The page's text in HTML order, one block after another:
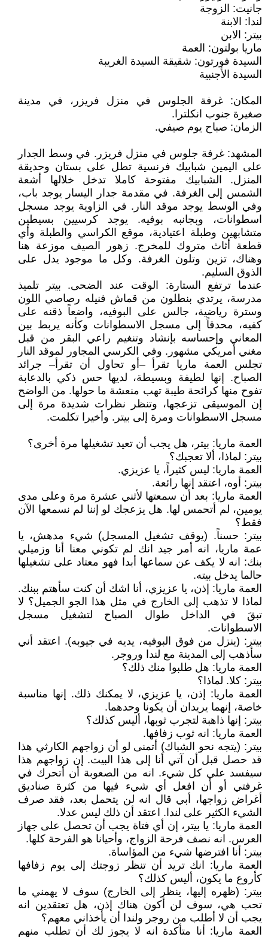
جانيت: الزوجة
لندا: الابنة
بيتر: الابن
ماريا بولتون: العمة
السيدة فورتون: شقيقة السيدة الغريبة
السيدة الأجنبية
المكان: غرفة الجلوس في منزل فريزر، في مدينة
صغيرة جنوب انكلترا.
الزمان: صباح يوم صيفي.
المشهد: غرفة جلوس في منزل فريزر. في وسط الجدار
على اليمين شبابيك فرنسية تطل على بستان وحديقة
المنزل. الشبابيك مفتوحة كاملا تدخل خلالها أشعة
الشمس إلى الغرفة. في مقدمة جدار اليسار يوجد باب،
وفي الوسط يوجد موقد النار. في الزاوية يوجد مسجل
اسطوانات، وبجانبه بوفيه. يوجد كرسيين بسيطين
متشابهين وطبلة اعتيادية، موقع الكراسي والطبلة وأي
قطعة أثاث متروك للمخرج. زهور الصيف موزعة هنا
وهناك، تزين وتلون الغرفة. وكل ما موجود يدل على
الذوق السليم.
عندما ترتفع الستارة: الوقت عند الضحى. بيتر تلميذ
مدرسة، يرتدي بنطلون من قماش فنيله رصاصي اللون
وسترة رياضية، جالس على البوفيه، واضعاً ذقنه على
كفيه، محدقاً إلى مسجل الاسطوانات وكأنه يربط بين
المعاني وإحساسه بإنشاد وتنغيم راعي البقر من قبل
مغني أمريكي مشهور. وفي الكرسي المجاور لموقد النار
تجلس العمة ماريا تقرأ –أو تحاول أن تقرأ– جرائد
الصباح. إنها لطيفة وبسيطة، لديها حس ذكي بالدعابة
تفوح منها كرائحة طيبة تهب منعشة ما حولها. من الواضح
إن الموسيقى تزعجها، وتنظر نظرات شديدة مرة إلى
مسجل الاسطوانات ومرة إلى بيتر. وأخيرا تكلمت.
العمة ماريا: بيتر، هل يجب أن تعيد تشغيلها مرة أخرى؟
بيتر: لماذا، ألا تعجبك؟
العمة ماريا: ليس كثيراً، يا عزيزي.
بيتر: أوه، اعتقد إنها رائعة.
العمة ماريا: بعد أن سمعتها لأثني عشرة مرة وعلى مدى
يومين، لم أتحمس لها. هل يزعجك لو إننا لم نسمعها الآن
فقط؟
بيتر: حسناً. (يوقف تشغيل المسجل) شيء مدهش، يا
عمة ماريا، انه أمر جيد انك لم تكوني معنا أنا وزميلي
بنك: انه لا يكف عن سماعها أبدا فهو معتاد على تشغيلها
حالما يدخل بيته.
العمة ماريا: إذن، يا عزيزي، أنا اشك أن كنت سأهتم ببنك.
لماذا لا تذهب إلى الخارج في مثل هذا الجو الجميل؟ لا
تبقَ في الداخل طوال الصباح لتشغيل مسجل
الاسطوانات.
بيتر: (ينزل من فوق البوفيه، يديه في جيوبه). اعتقد أني
سأذهب إلى المدينة مع لندا وروجر.
العمة ماريا: هل طلبوا منك ذلك؟
بيتر: كلا. لماذا؟
العمة ماريا: إذن، يا عزيزي، لا يمكنك ذلك. إنها مناسبة
خاصة، إنهما يريدان أن يكونا وحدهما.
بيتر: إنها ذاهبة لتجرب ثوبها، أليس كذلك؟
العمة ماريا: انه ثوب زفافها.
بيتر: (يتجه نحو الشباك) أتمنى لو أن زواجهم الكارثي هذا
قد حصل قبل أن آتي أنا إلى هذا البيت. إن زواجهم هذا
سيفسد علي كل شيء. انه من الصعوبة أن أتحرك في
غرفتي أو أن افعل أي شيء فيها من كثرة صناديق
أغراض زواجها، أبي قال انه لن يتحمل بعد، فقد صرف
الشيء الكثير على لندا. اعتقد أن ذلك ليس عدلا.
العمة ماريا: يا بيتر، إن أي فتاة يجب أن تحصل على جهاز
العرس. انه نصف فرحة الزواج، وأحيانا هو الفرحة كلها.
بيتر: أنا افترضها شيء من المؤاساة.
العمة ماريا: انك تريد أن تنظر زوجتك إلى يوم زفافها
كأروع ما يكون، أليس كذلك؟
بيتر: (ظهره إليها، ينظر إلى الخارج) سوف لا يهمني ما
تحب هي، سوف لن أكون هناك إذن، هل تعتقدين انه
يجب أن لا أطلب من روجر ولندا أن يأخذاني معهم؟
العمة ماريا: أنا متأكدة انه لا يجوز لك أن تطلب منهم